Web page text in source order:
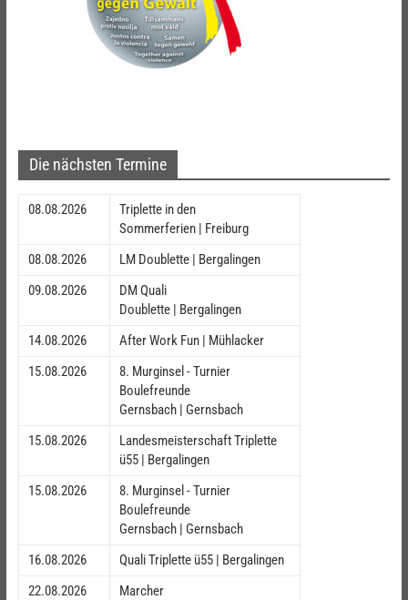
Die nächsten Termine
08.08.2026
Triplette in den
Sommerferien | Freiburg
08.08.2026
LM Doublette | Bergalingen
09.08.2026
DM Quali
Doublette | Bergalingen
14.08.2026
After Work Fun | Mühlacker
15.08.2026
8. Murginsel - Turnier
Boulefreunde
Gernsbach | Gernsbach
15.08.2026
Landesmeisterschaft Triplette
ü55 | Bergalingen
15.08.2026
8. Murginsel - Turnier
Boulefreunde
Gernsbach | Gernsbach
16.08.2026
Quali Triplette ü55 | Bergalingen
22.08.2026
Marcher